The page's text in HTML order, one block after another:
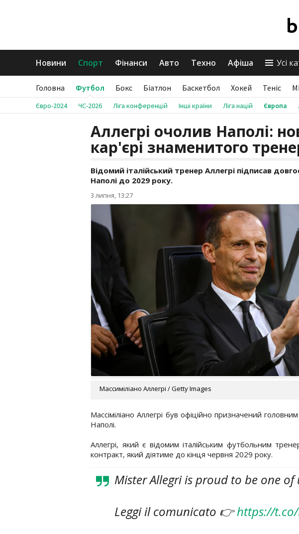
Новини Спорт Фінанси Авто Техно Афіша Усі
Головна Футбол Бокс Біатлон Баскетбол Хокей Теніс
Євро-2024 ЧС-2026 Ліга конференцій Інші країни Ліга націй Європа
Аллегрі очолив Наполі:
кар'єрі знаменитого
Відомий італійський тренер Аллегрі підписав
Наполі до 2029 року.
3 липня, 13:27
Массиміліано Аллегрі / Getty Images
Массіміліано Аллегрі був офіційно призначений
Наполі.
Аллегрі, який є відомим італійським футбольним
контракт, який діятиме до кінця червня 2029 року.
Mister Allegri is proud to be one of
Leggi il comunicato 👉https://t.co/